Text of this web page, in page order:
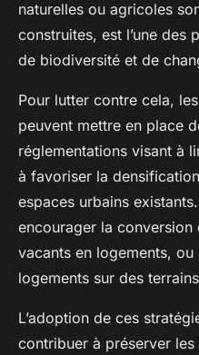
naturelles ou agricoles
construites, est l’une des
de biodiversité et de
Pour lutter contre cela,
peuvent mettre en place
réglementations visant à
à favoriser la
espaces urbains
encourager la
vacants en logements,
logements sur des
L’adoption de ces
contribuer à préserver